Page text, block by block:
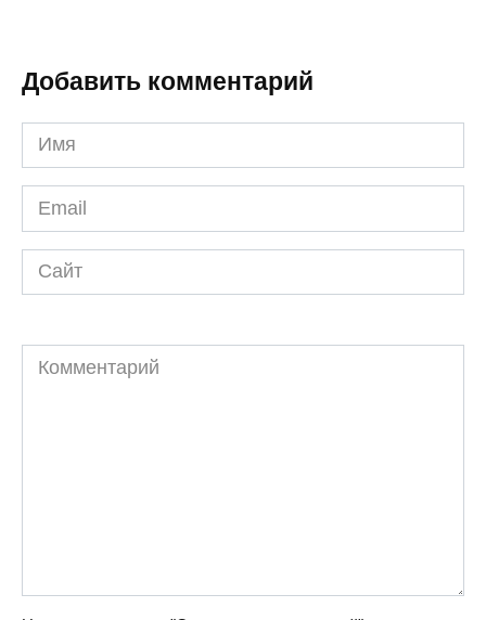
Добавить комментарий
Имя
*
Email
*
Сайт
Комментарий